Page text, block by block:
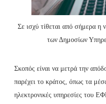
Σε ισχύ τίθεται από σήμερα η
των Δημοσίων
Σκοπός είναι να μετρά την
παρέχει το κράτος, όπως τα
ηλεκτρονικές υπηρεσίες του